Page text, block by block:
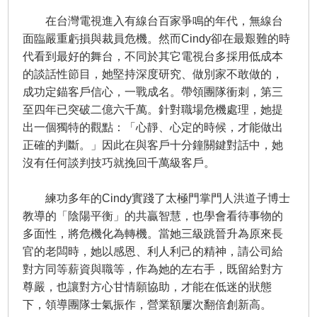
在台灣電視進入有線台百家爭鳴的年代，無線台
面臨嚴重虧損與裁員危機。然而Cindy卻在最艱難的時
代看到最好的舞台，不同於其它電視台多採用低成本
的談話性節目，她堅持深度研究、做別家不敢做的，
成功定錨客戶信心，一戰成名。帶領團隊衝刺，第三
至四年已突破二億六千萬。針對職場危機處理，她提
出一個獨特的觀點：「心靜、心定的時候，才能做出
正確的判斷。」因此在與客戶十分鐘關鍵對話中，她
沒有任何談判技巧就挽回千萬級客戶。
練功多年的Cindy實踐了太極門掌門人洪道子博士
教導的「陰陽平衡」的共贏智慧，也學會看待事物的
多面性，將危機化為轉機。當她三級跳晉升為原來長
官的老闆時，她以感恩、利人利己的精神，請公司給
對方同等薪資與職等，作為她的左右手，既留給對方
尊嚴，也讓對方心甘情願協助，才能在低迷的狀態
下，領導團隊士氣振作，營業額屢次翻倍創新高。